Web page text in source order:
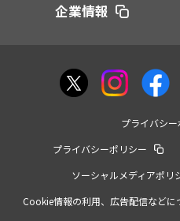
企業情報
プライバシ
プライバシーポリシー
ソーシャルメディアポリ
Cookie情報の利用、広告配信などに